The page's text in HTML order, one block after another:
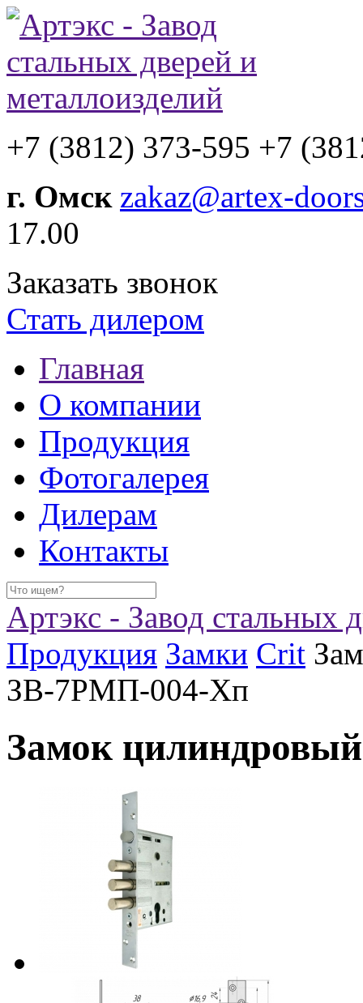
+7 (3812) 373-595 +7
г. Омск zakaz@artex-
17.00
Заказать звонок
Стать дилером
Главная
О компании
Продукция
Фотогалерея
Дилерам
Контакты
Артэкс - Завод стальных
Продукция Замки Crit
ЗВ-7РМП-004-Хп
Замок